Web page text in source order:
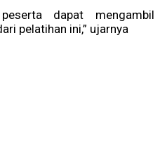
dapat mengambil
pelatihan ini,” ujarnya